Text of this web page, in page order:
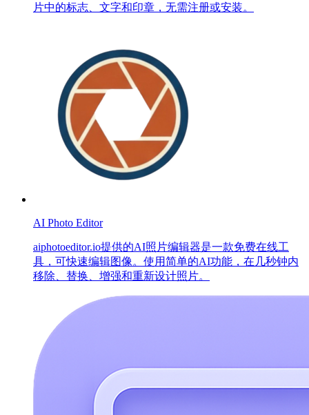
片中的标志、文字和印章，无需注册或安装。
AI Photo Editor
aiphotoeditor.io提供的AI照片编辑器是一款免费在线工
具，可快速编辑图像。使用简单的AI功能，在几秒钟内
移除、替换、增强和重新设计照片。